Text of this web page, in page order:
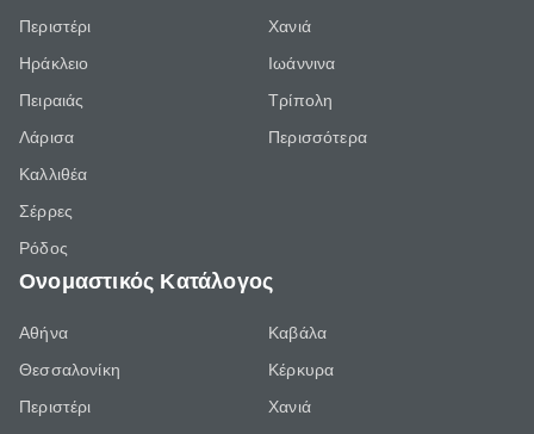
Περιστέρι
Ηράκλειο
Πειραιάς
Λάρισα
Καλλιθέα
Σέρρες
Ρόδος
Χανιά
Ιωάννινα
Τρίπολη
Περισσότερα
Ονομαστικός Κατάλογος
Αθήνα
Θεσσαλονίκη
Περιστέρι
Καβάλα
Κέρκυρα
Χανιά